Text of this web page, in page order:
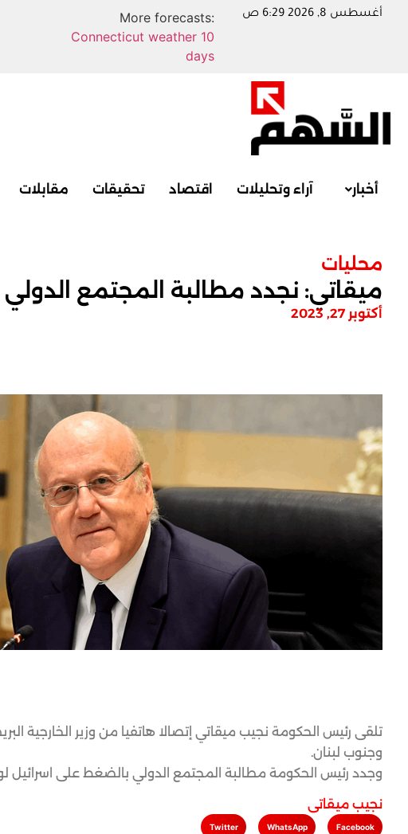
More forecasts:
Connecticut weather 10
days
أغسطس 8, 2026 6:29 ص
أخبار آراء وتحليلات اقتصاد تحقيقات مقابلات
محليات
ميقاتي: نجدد مطالبة المجتمع
أكتوبر 27, 2023
تلقى رئيس الحكومة نجيب ميقاتي إتصالا هاتفيا من وزير الخارجية
وجنوب لبنان.
وجدد رئيس الحكومة مطالبة المجتمع الدولي بالضغط على اسرائيل
نجيب ميقاتي
Facebook
WhatsApp
Twitter